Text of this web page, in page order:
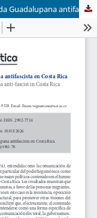
Comunicación Política Alternativa: La Zurda Guadalupana antifascista en Costa Rica